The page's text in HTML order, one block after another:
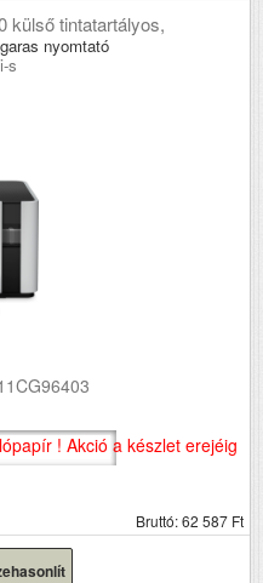
külső tintatartályos,
nyomtató
s
! Akció a készlet erejéig
Bruttó: 62 587 Ft